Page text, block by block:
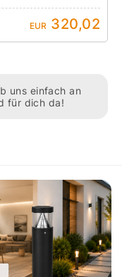
EUR 320,02
uns einfach an
für dich da!